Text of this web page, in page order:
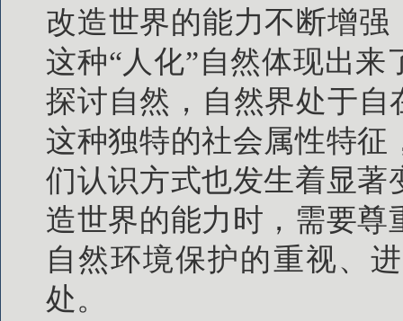
改造世界的能力不断增强
这种“人化”自然体现出
探讨自然，自然界处于自
这种独特的社会属性特征
们认识方式也发生着显著
造世界的能力时，需要
自然环境保护的重视、
处。